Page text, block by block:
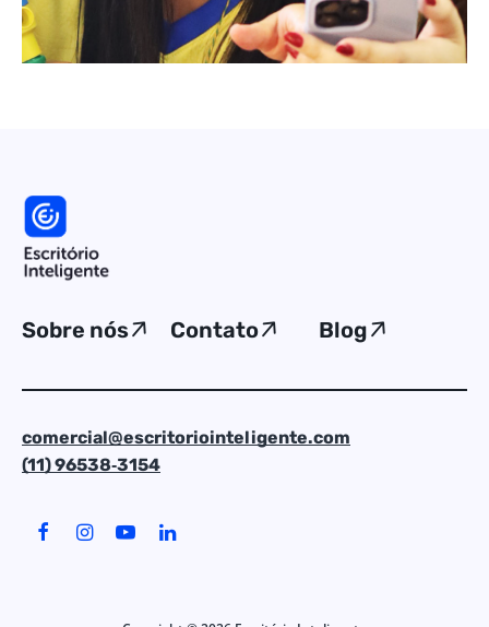
Sobre nós Contato Blog
comercial@escritoriointeligente.com
(11) 96538‑3154